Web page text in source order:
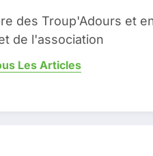
des Troup'Adours et
de l'association
Les Articles